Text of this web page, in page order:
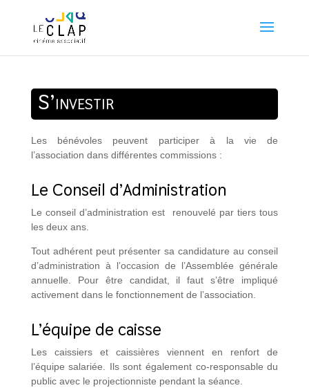
S’investir
Les bénévoles peuvent participer à la vie de
l’association dans différentes commissions :
Le Conseil d’Administration
Le conseil d’administration est renouvelé par tiers tous
les deux ans.
Tout adhérent peut présenter sa candidature au conseil
d’administration à l’occasion de l’Assemblée générale
annuelle. Pour être candidat, il faut s’être impliqué
activement dans le fonctionnement de l’association.
L’équipe de caisse
Les caissiers et caissières viennent en renfort de
l’équipe salariée. Ils sont également co-responsable du
public avec le projectionniste pendant la séance.